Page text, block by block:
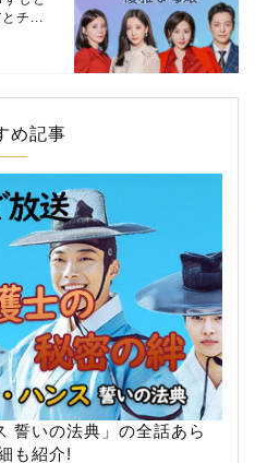
チ...
め記事
誓いの法典」の全話あら
も紹介!